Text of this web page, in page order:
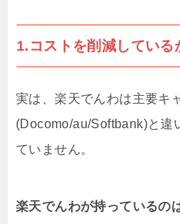
1.コストを削減している
実は、楽天でんわは主要キ
(Docomo/au/Softbank)と違
ていません。
楽天でんわが持っているの